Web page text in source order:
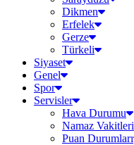
Dikmen
Erfelek
Gerze
Türkeli
Siyaset
Genel
Spor
Servisler
Hava Durumu
Namaz Vakitleri
Puan Durumları